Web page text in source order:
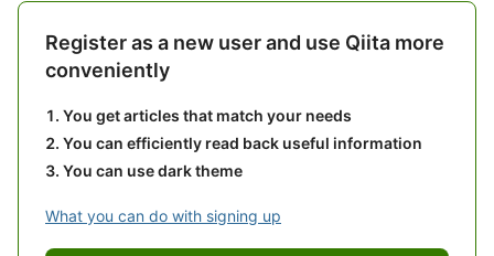
Register as a new user and use Qiita more
conveniently
You get articles that match your needs
You can efficiently read back useful information
You can use dark theme
What you can do with signing up